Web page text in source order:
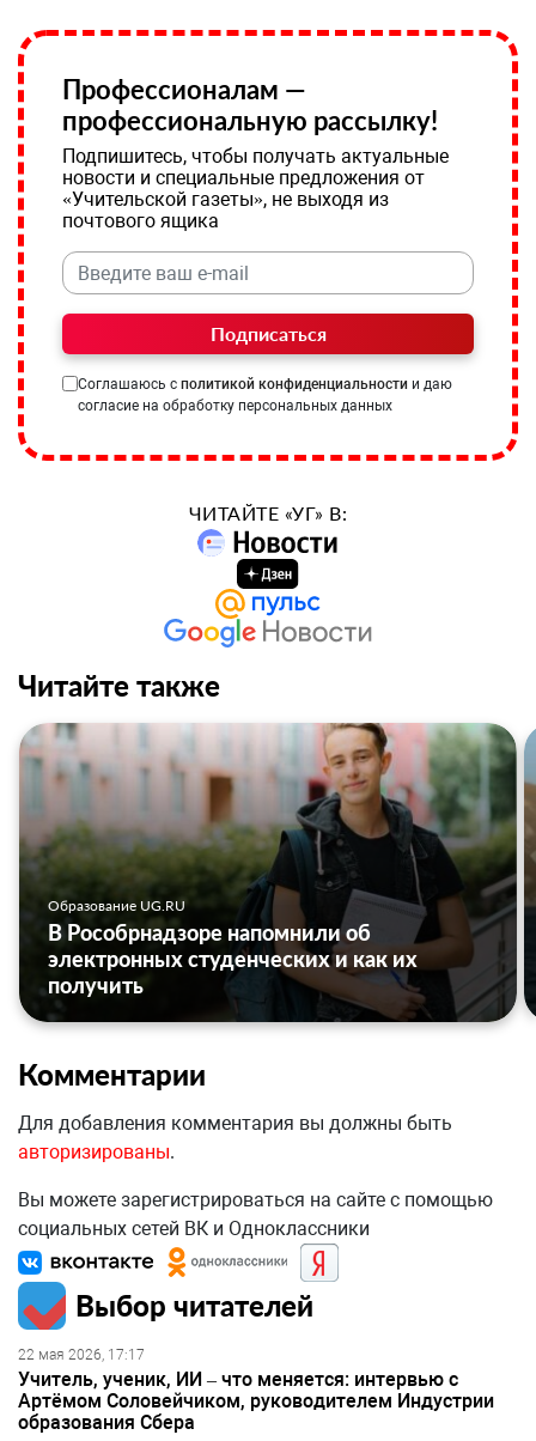
Профессионалам —
профессиональную рассылку!
Подпишитесь, чтобы получать актуальные
новости и специальные предложения от
«Учительской газеты», не выходя из
почтового ящика
Подписаться
Соглашаюсь с политикой конфиденциальности и даю
согласие на обработку персональных данных
ЧИТАЙТЕ «УГ» В:
Читайте также
Образование UG.RU
В Рособрнадзоре напомнили об
электронных студенческих и как их
получить
Комментарии
Для добавления комментария вы должны быть
авторизированы.
Вы можете зарегистрироваться на сайте с помощью
социальных сетей ВК и Одноклассники
Выбор читателей
22 мая 2026, 17:17
Учитель, ученик, ИИ – что меняется: интервью с
Артёмом Соловейчиком, руководителем Индустрии
образования Сбера